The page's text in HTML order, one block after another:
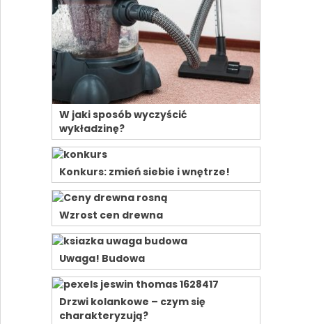
W jaki sposób wyczyścić
wykładzinę?
Konkurs: zmień siebie i wnętrze!
Wzrost cen drewna
Uwaga! Budowa
Drzwi kolankowe – czym się
charakteryzują?